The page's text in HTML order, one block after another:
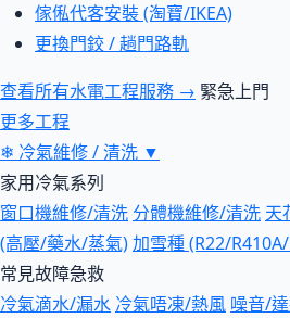
傢俬代客安裝 (淘寶/IKEA)
更換門鉸 / 趟門路軌
查看所有水電工程服務 → 緊急上門
更多工程
❄ 冷氣維修 / 清洗 ▼
家用冷氣系列
窗口機維修/清洗 分體機維修/清洗 天
(高壓/藥水/蒸氣)加雪種 (R22/
常見故障急救
冷氣滴水/漏水 冷氣唔凍/熱風 噪音/